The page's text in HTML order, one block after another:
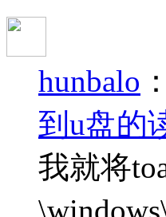
hunbalo ：
到u盘的
我就将